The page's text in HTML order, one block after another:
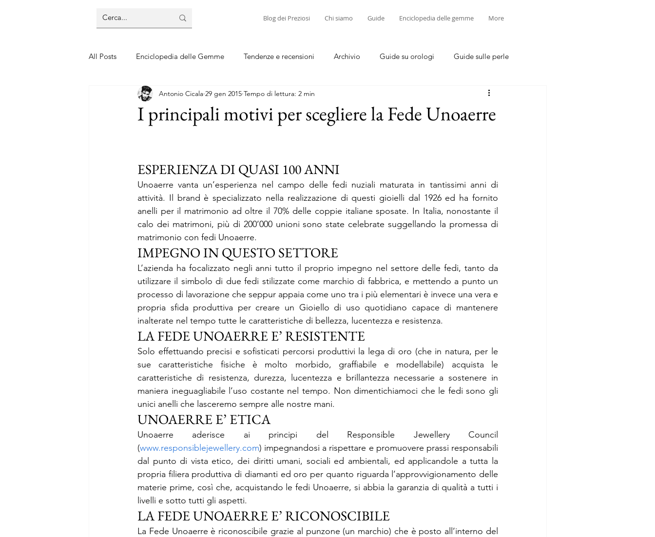
Blog dei Preziosi Chi siamo Guide Enciclopedia delle gemme More
All Posts Enciclopedia delle Gemme Tendenze e recensioni Archivio Guide su orologi Guide sulle perle
Guide sui gioielli Guide sui diamanti Guide su corallo e cammei
I principali motivi per scegliere la Fede Unoaerre
Antonio Cicala 29 gen 2015 Tempo di lettura: 2 min
ESPERIENZA DI QUASI 100 ANNI
Unoaerre vanta un’esperienza nel campo delle fedi nuziali maturata in tantissimi anni di
attività. Il brand è specializzato nella realizzazione di questi gioielli dal 1926 ed ha fornito
anelli per il matrimonio ad oltre il 70% delle coppie italiane sposate. In Italia, nonostante il
calo dei matrimoni, più di 200’000 unioni sono state celebrate suggellando la promessa di
matrimonio con fedi Unoaerre.
IMPEGNO IN QUESTO SETTORE
L’azienda ha focalizzato negli anni tutto il proprio impegno nel settore delle fedi, tanto da
utilizzare il simbolo di due fedi stilizzate come marchio di fabbrica, e mettendo a punto un
processo di lavorazione che seppur appaia come uno tra i più elementari è invece una vera e
propria sfida produttiva per creare un Gioiello di uso quotidiano capace di mantenere
inalterate nel tempo tutte le caratteristiche di bellezza, lucentezza e resistenza.
LA FEDE UNOAERRE E’ RESISTENTE
Solo effettuando precisi e sofisticati percorsi produttivi la lega di oro (che in natura, per le
sue caratteristiche fisiche è molto morbido, graffiabile e modellabile) acquista le
caratteristiche di resistenza, durezza, lucentezza e brillantezza necessarie a sostenere in
maniera ineguagliabile l’uso costante nel tempo. Non dimentichiamoci che le fedi sono gli
unici anelli che lasceremo sempre alle nostre mani.
UNOAERRE E’ ETICA
Unoaerre aderisce ai principi del Responsible Jewellery Council
(www.responsiblejewellery.com) impegnandosi a rispettare e promuovere prassi responsabili
dal punto di vista etico, dei diritti umani, sociali ed ambientali, ed applicandole a tutta la
propria filiera produttiva di diamanti ed oro per quanto riguarda l’approvvigionamento delle
materie prime, così che, acquistando le fedi Unoaerre, si abbia la garanzia di qualità a tutti i
livelli e sotto tutti gli aspetti.
LA FEDE UNOAERRE E’ RICONOSCIBILE
La Fede Unoaerre è riconoscibile grazie al punzone (un marchio) che è posto all’interno del